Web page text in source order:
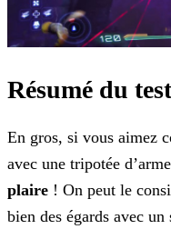
Résumé du test
En gros, si vous aimez
avec une tripotée
plaire ! On peut le
bien des égards avec